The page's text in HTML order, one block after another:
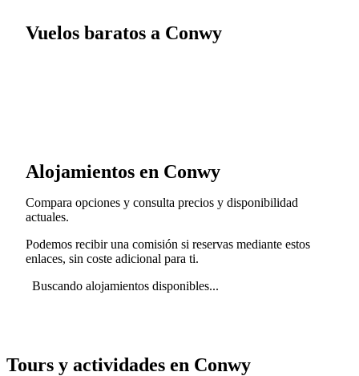
Vuelos baratos a Conwy
Alojamientos en Conwy
Compara opciones y consulta precios y disponibilidad
actuales.
Podemos recibir una comisión si reservas mediante estos
enlaces, sin coste adicional para ti.
Buscando alojamientos disponibles...
Tours y actividades en Conwy